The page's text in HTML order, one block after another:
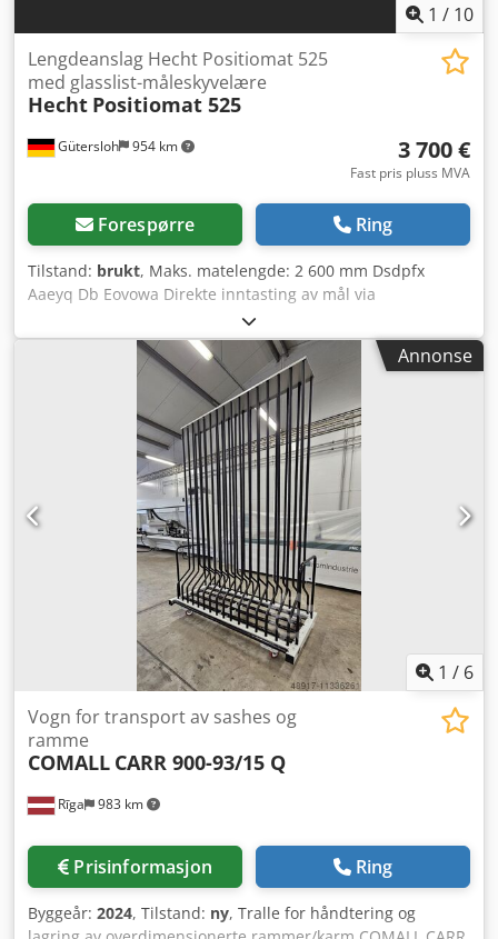
1 / 10
Gütersloh 954 km
Lengdeanslag Hecht Positiomat 525
med glasslist-måleskyvelære
Hecht Positiomat 525
3 700 €
Fast pris pluss MVA
Forespørre Ring
Tilstand: brukt, Maks. matelengde: 2 600 mm Dsdpfx
Aaeyq Db Eovowa Direkte inntasting av mål via
berøringsskjerm eller glasskala skyvelære Profilslæden kan
vippes opp for enkel innlegging
Annonse
1 / 6
Rīga 983 km
Vogn for transport av sashes og
ramme
COMALL CARR 900-93/15 Q
Prisinformasjon Ring
Byggeår: 2024, Tilstand: ny, Tralle for håndtering og